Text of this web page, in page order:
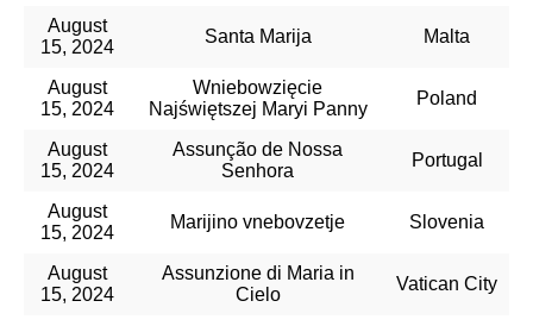
August
15, 2024
Santa Marija Malta
August
15, 2024
Wniebowzięcie
Najświętszej Maryi Panny
Poland
August
15, 2024
Assunção de Nossa
Senhora
Portugal
August
15, 2024
Marijino vnebovzetje Slovenia
August
15, 2024
Assunzione di Maria in
Cielo
Vatican City